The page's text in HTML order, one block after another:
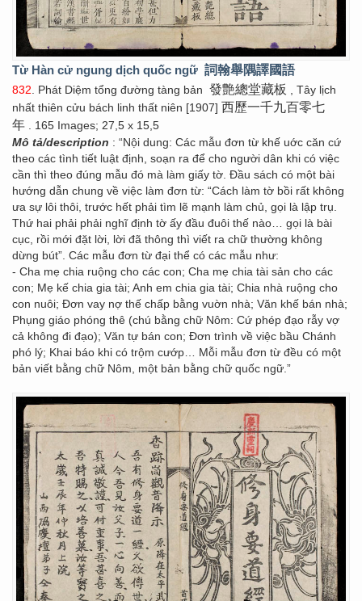
Từ Hàn cử ngung dịch quốc ngữ 詞翰舉隅譯國語
832 . Phát Diệm tổng đường tàng bản 發艶總堂藏板
, Tây lịch
nhất thiên cửu bách linh thất niên [1907] 西歷一千九百零七
年 . 165 Images; 27,5 x 15,5
Mô tả/description : “Nội dung: Các mẫu đơn từ khế uớc căn cứ
theo các tình tiết luật định, soạn ra để cho người dân khi có việc
cần thì theo đúng mẫu đó mà làm giấy tờ. Đầu sách có một bài
hướng dẫn chung về việc làm đơn từ: “Cách làm tờ bồi rất không
ưa sự lôi thôi, trước hết phải tìm lẽ mạnh làm chủ, gọi là lập trụ.
Thứ hai phải phải nghĩ định tờ ấy đầu đuôi thế nào… gọi là bài
cục, rồi mới đặt lời, lời đã thông thì viết ra chữ thường không
dừng bút”. Các mẫu đơn từ đại thể có các mẫu như:
- Cha mẹ chia ruộng cho các con; Cha mẹ chia tài sản cho các
con; Mẹ kế chia gia tài; Anh em chia gia tài; Chia nhà ruộng cho
con nuôi; Đơn vay nợ thế chấp bằng vuờn nhà; Văn khế bán nhà;
Phụng giáo phóng thê (chú bằng chữ Nôm: Cứ phép đạo rẫy vợ
cả không đi đạo); Văn tự bán con; Đơn trình về việc bầu Chánh
phó lý; Khai báo khi có trộm cướp… Mỗi mẫu đơn từ đều có một
bản viết bằng chữ Nôm, một bản bằng chữ quốc ngữ.”